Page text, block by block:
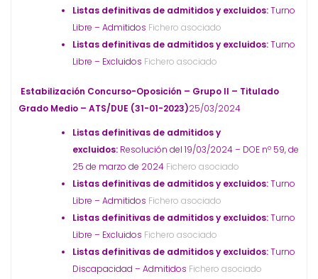
Listas definitivas de admitidos y excluidos:Turno
Libre – Admitidos Fichero asociado
Listas definitivas de admitidos y excluidos:Turno
Libre – Excluidos Fichero asociado
Estabilización Concurso-Oposición – Grupo II – Titulado
Grado Medio – ATS/DUE (31-01-2023)25/03/2024
Listas definitivas de admitidos y
excluidos: Resolución del 19/03/2024 – DOE nº 59, de
25 de marzo de 2024 Fichero asociado
Listas definitivas de admitidos y excluidos:Turno
Libre – Admitidos Fichero asociado
Listas definitivas de admitidos y excluidos:Turno
Libre – Excluidos Fichero asociado
Listas definitivas de admitidos y excluidos:Turno
Discapacidad – Admitidos Fichero asociado